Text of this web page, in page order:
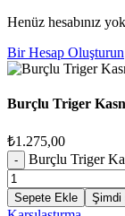
Henüz hesabınız
Bir Hesap Oluşturun
Burçlu Triger
₺1.275,00
Burçlu Triger
Sepete Ekle Şimdi